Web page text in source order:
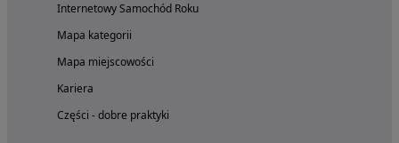
Internetowy Samochód Roku
Mapa kategorii
Mapa miejscowości
Kariera
Części - dobre praktyki